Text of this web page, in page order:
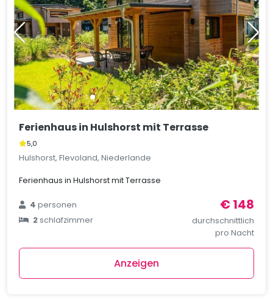
Ferienhaus in Hulshorst mit Terrasse
5,0
Hulshorst, Flevoland, Niederlande
Ferienhaus in Hulshorst mit Terrasse
4personen
2schlafzimmer
€ 148
durchschnittlich
pro Nacht
Anzeigen